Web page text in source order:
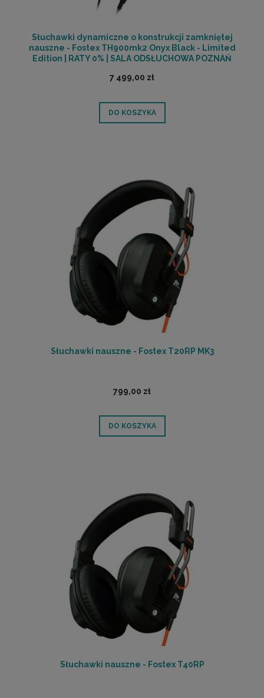
Słuchawki dynamiczne o konstrukcji zamkniętej
nauszne - Fostex TH900mk2 Onyx Black - Limited
Edition | RATY 0% | SALA ODSŁUCHOWA POZNAŃ
7 499,00 zł
DO KOSZYKA
Słuchawki nauszne - Fostex T20RP MK3
799,00 zł
DO KOSZYKA
Słuchawki nauszne - Fostex T40RP